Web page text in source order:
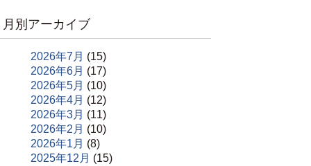
月別アーカイブ
2026年7月 (15)
2026年6月 (17)
2026年5月 (10)
2026年4月 (12)
2026年3月 (11)
2026年2月 (10)
2026年1月 (8)
2025年12月 (15)